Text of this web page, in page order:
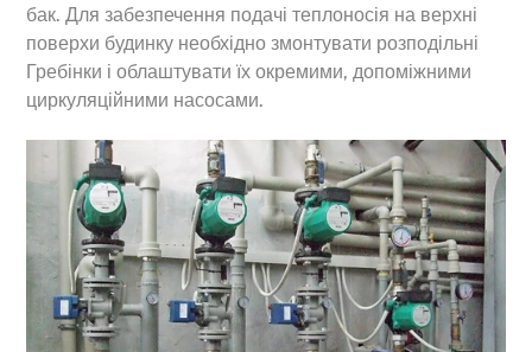
бак. Для забезпечення подачі теплоносія на верхні
поверхи будинку необхідно змонтувати розподільні
Гребінки і облаштувати їх окремими, допоміжними
циркуляційними насосами.